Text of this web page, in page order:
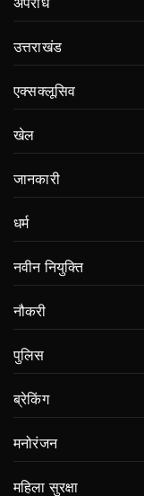
उत्तराखंड
एक्सक्लूसिव
खेल
जानकारी
धर्म
नवीन नियुक्ति
नौकरी
पुलिस
ब्रेकिंग
मनोरंजन
महिला सुरक्षा